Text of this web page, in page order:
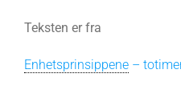
Teksten er fra
Enhetsprinsippene –